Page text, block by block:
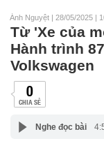
Ánh Nguyệt | 28/05/2025 |
Từ 'Xe của
Hành trình
Volkswagen
0
CHIA SẺ
Nghe đọc bài